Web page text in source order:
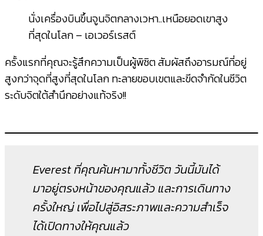
นั่งเครื่องบินขึ้นจูนจิตกลางเวหา..เหนือยอดเขาสูง
ที่สุดในโลก – เอเวอร์เรสต์
ครั้งแรกที่คุณจะรู้สึกความเป็นผู้พิชิต สัมผัสถึงอารมณ์ที่อยู่
สูงกว่าจุดที่สูงที่สุดในโลก ทะลายขอบเขตและขีดจำกัดในชีวิต
ระดับจิตใต้สำนึกอย่างแท้จริง!!
Everest ที่คุณค้นหามาทั้งชีวิต วันนี้มันได้
มาอยู่ตรงหน้าของคุณแล้ว และการเดินทาง
ครั้งใหญ่ เพื่อไปสู่อิสระภาพและความสำเร็จ
ได้เปิดทางให้คุณแล้ว